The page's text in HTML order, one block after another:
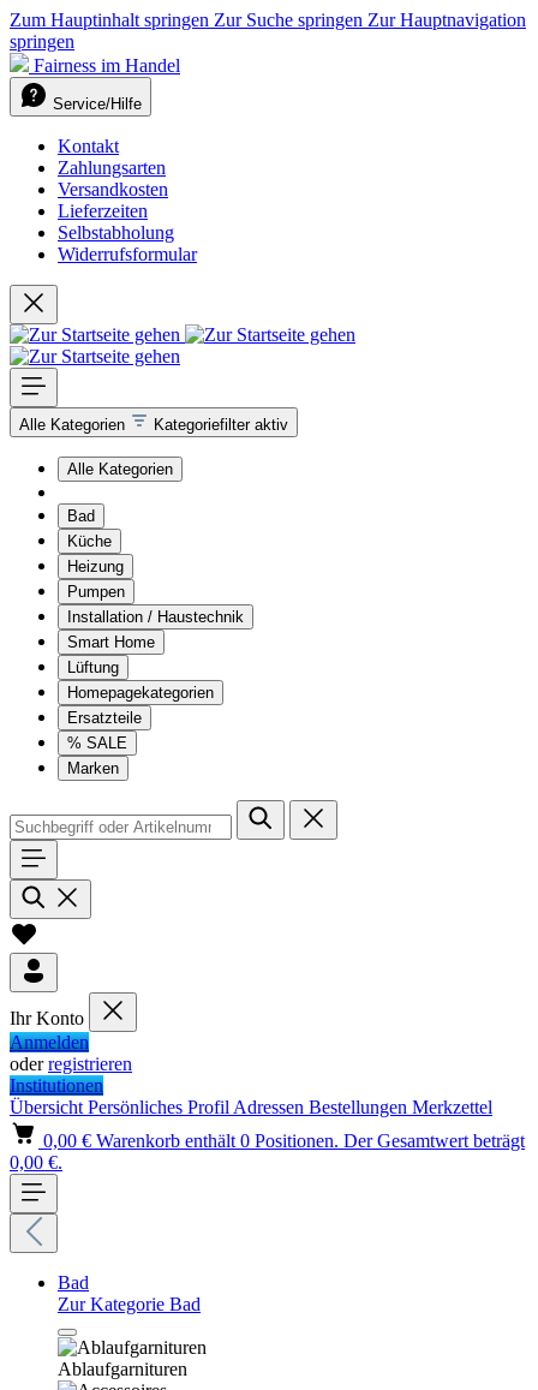
Zum Hauptinhalt springen Zur Suche springen Zur Hauptnavigation
springen
Fairness im Handel
Service/Hilfe
Kontakt
Zahlungsarten
Versandkosten
Lieferzeiten
Selbstabholung
Widerrufsformular
Alle Kategorien Kategoriefilter aktiv
Alle Kategorien
Bad
Küche
Heizung
Pumpen
Installation / Haustechnik
Smart Home
Lüftung
Homepagekategorien
Ersatzteile
% SALE
Marken
Ihr Konto
Anmelden
oderregistrieren
Institutionen
Übersicht Persönliches Profil Adressen Bestellungen Merkzettel
0,00 € Warenkorb enthält 0 Positionen. Der Gesamtwert beträgt
0,00 €.
Bad
Zur Kategorie Bad
Ablaufgarnituren